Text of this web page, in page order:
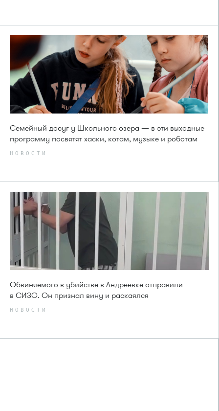
Семейный досуг у Школьного озера — в эти выходные
программу посвятят хаски, котам, музыке и роботам
НОВОСТИ
Обвиняемого в убийстве в Андреевке отправили
в СИЗО. Он признал вину и раскаялся
НОВОСТИ